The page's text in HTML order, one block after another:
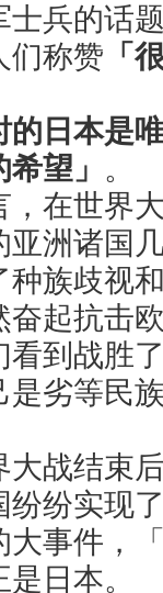
兵的话
们称赞 「
的日本是
望」 。
在世界
洲诸国
族歧视
起抗击
看到战胜
劣等民
战结束
纷实现
事件，
日本。